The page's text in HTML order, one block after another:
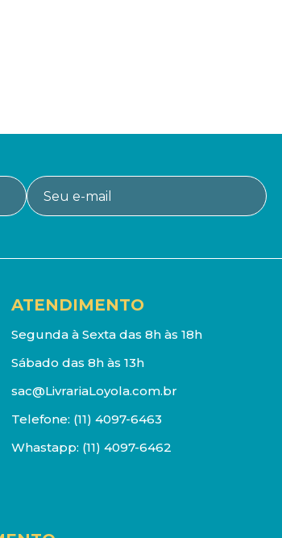
ATENDIMENTO
Segunda à Sexta das 8h às 18h
Sábado das 8h às 13h
sac@LivrariaLoyola.com.br
Telefone: (11) 4097-6463
Whastapp: (11) 4097-6462